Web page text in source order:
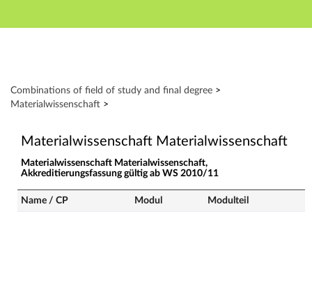
Hauptnavigation
Hauptinhalt
Modulverzeichnis - Fach-Abschluss-Kombinationen
Combinations of field of study and final degree >
Materialwissenschaft >
Materialwissenschaft Materialwissenschaft
Materialwissenschaft Materialwissenschaft,
Akkreditierungsfassung gültig ab WS 2010/11
Name / CP Modul Modulteil